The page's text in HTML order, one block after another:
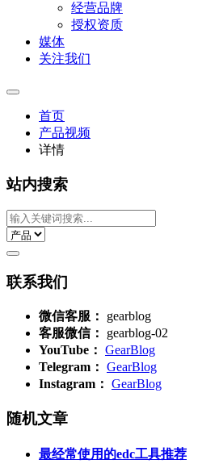
经营品牌
授权资质
媒体
关注我们
首页
产品视频
详情
站内搜索
联系我们
微信客服：
gearblog
客服微信：
gearblog-02
YouTube： GearBlog
Telegram： GearBlog
Instagram： GearBlog
随机文章
最经常使用的edc工具推荐